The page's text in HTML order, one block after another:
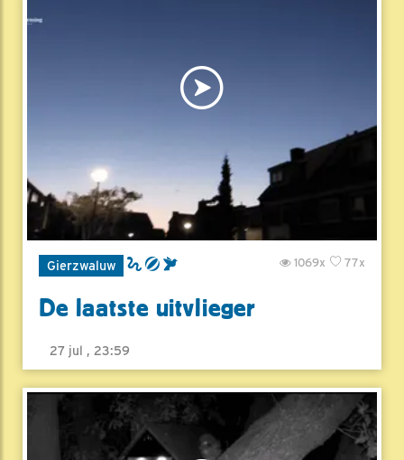
Gierzwaluw 77x
1069x
De laatste uitvlieger
27 jul , 23:59